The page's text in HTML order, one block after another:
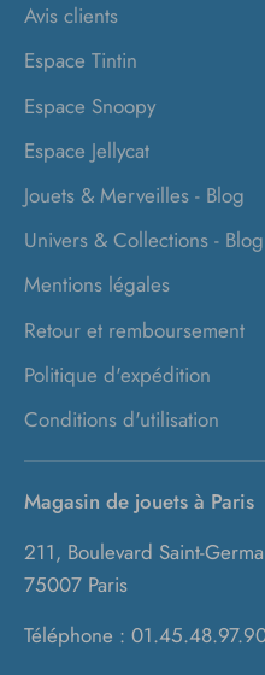
Avis clients
Espace Tintin
Espace Snoopy
Espace Jellycat
Jouets & Merveilles - Blog
Univers & Collections - Blog
Mentions légales
Retour et remboursement
Politique d'expédition
Conditions d'utilisation
Magasin de jouets à Paris
211, Boulevard Saint-
75007 Paris
Téléphone :